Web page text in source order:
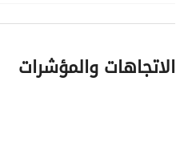
اسعار اول شهر يوليو 2800
هذه الأسعار لاتشمل الويك اند
الاتجاهات والمؤشرات